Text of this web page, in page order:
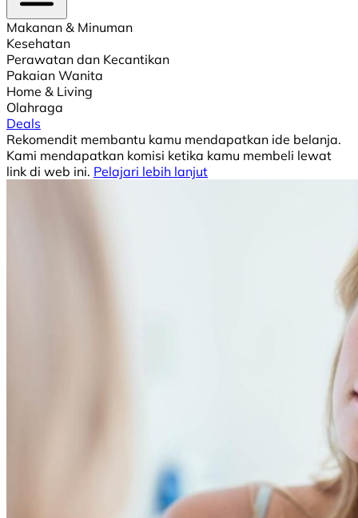
Makanan & Minuman
Kesehatan
Perawatan dan Kecantikan
Pakaian Wanita
Home & Living
Olahraga
Deals
Rekomendit membantu kamu mendapatkan ide belanja.
Kami mendapatkan komisi ketika kamu membeli lewat
link di web ini. Pelajari lebih lanjut